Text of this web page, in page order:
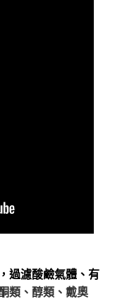
過濾酸鹼氣體、有
類、醇類、戴奧